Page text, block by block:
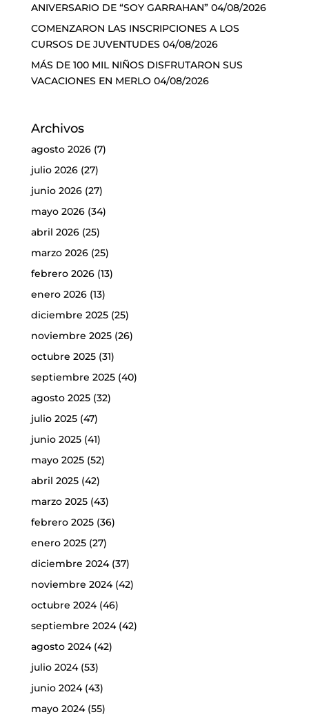
ANIVERSARIO DE “SOY GARRAHAN” 04/08/2026
COMENZARON LAS INSCRIPCIONES A LOS
CURSOS DE JUVENTUDES 04/08/2026
MÁS DE 100 MIL NIÑOS DISFRUTARON SUS
VACACIONES EN MERLO 04/08/2026
Archivos
agosto 2026(7)
julio 2026(27)
junio 2026(27)
mayo 2026(34)
abril 2026(25)
marzo 2026(25)
febrero 2026(13)
enero 2026(13)
diciembre 2025(25)
noviembre 2025(26)
octubre 2025(31)
septiembre 2025(40)
agosto 2025(32)
julio 2025(47)
junio 2025(41)
mayo 2025(52)
abril 2025(42)
marzo 2025(43)
febrero 2025(36)
enero 2025(27)
diciembre 2024(37)
noviembre 2024(42)
octubre 2024(46)
septiembre 2024(42)
agosto 2024(42)
julio 2024(53)
junio 2024(43)
mayo 2024(55)